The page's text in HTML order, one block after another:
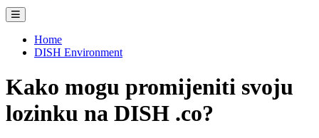
Home
DISH Environment
Kako mogu promijeniti svoju
lozinku na DISH .co?